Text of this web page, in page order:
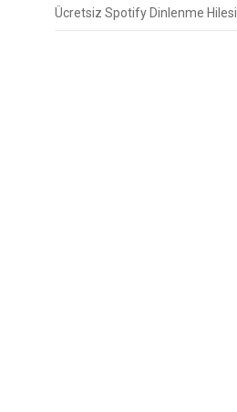
Ücretsiz Spotify Dinlenme Hilesi